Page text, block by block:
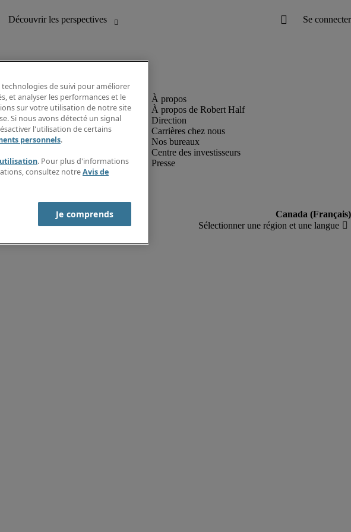
À propos de Robert Half
Direction
Carrières chez nous
Nos bureaux
Centre des investisseurs
Presse
de suivi pour améliorer
et analyser les performances et le
sur votre utilisation de notre site
Si nous avons détecté un signal
l'utilisation de certains
personnels.
. Pour plus d'informations
consultez notreAvis de
Je comprends